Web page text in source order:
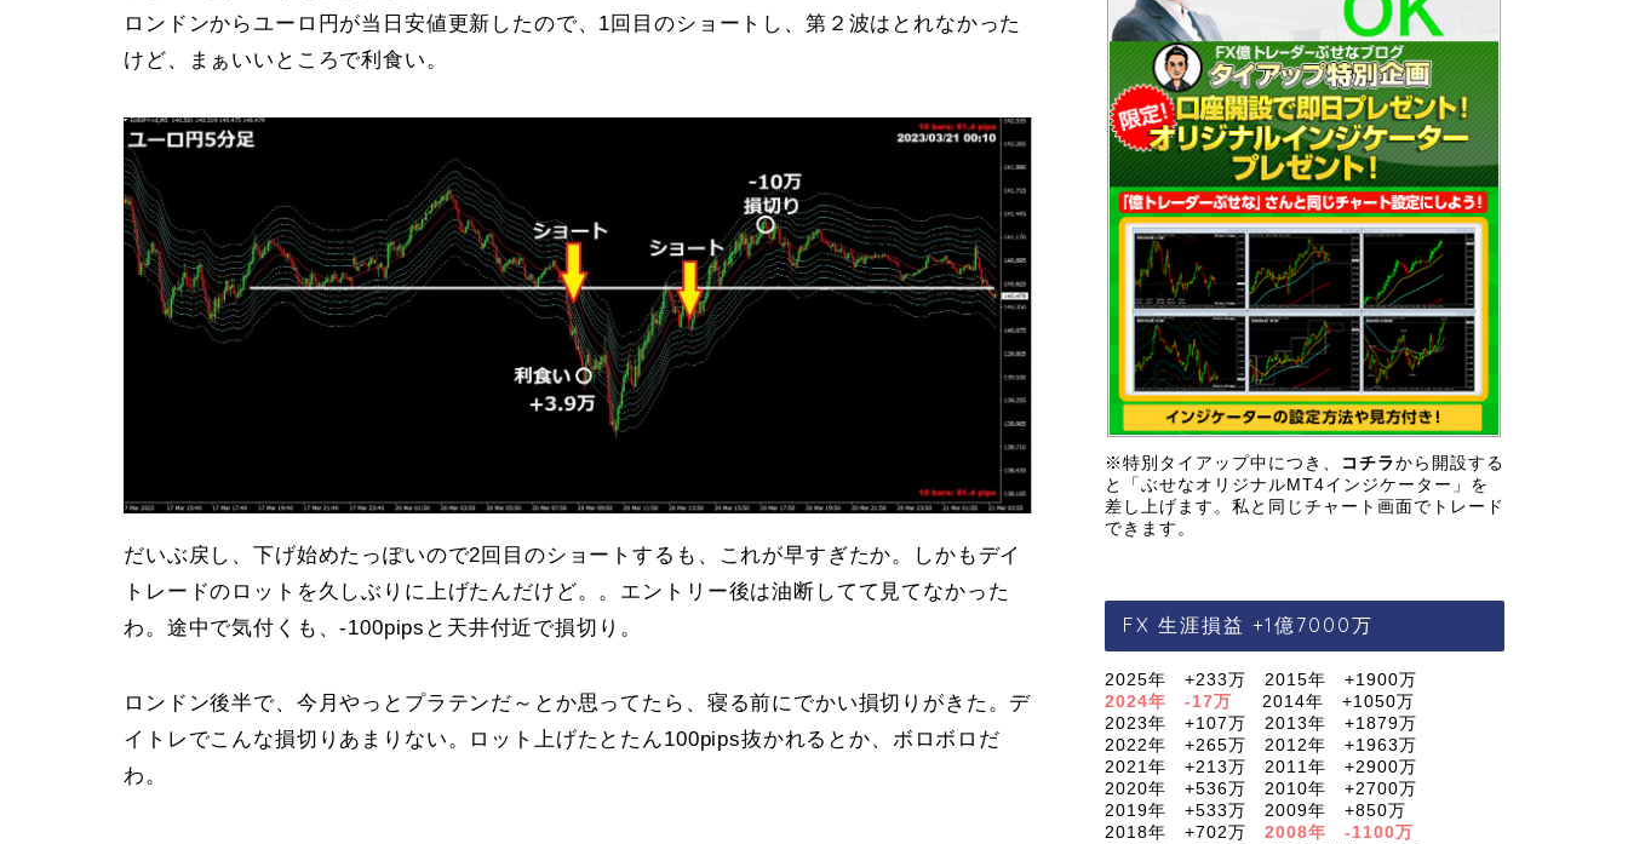
ロンドンからユーロ円が当日安値更新したので、1回目のショートし、第２波はとれなかった
けど、まぁいいところで利食い。
だいぶ戻し、下げ始めたっぽいので2回目のショートするも、これが早すぎたか。しかもデイ
トレードのロットを久しぶりに上げたんだけど。。エントリー後は油断してて見てなかった
わ。途中で気付くも、-100pipsと天井付近で損切り。
ロンドン後半で、今月やっとプラテンだ～とか思ってたら、寝る前にでかい損切りがきた。デ
イトレでこんな損切りあまりない。ロット上げたとたん100pips抜かれるとか、ボロボロだ
わ。
※特別タイアップ中につき、 コチラから開設する
と「ぶせなオリジナルMT4インジケーター」を
差し上げます。私と同じチャート画面でトレード
できます。
FX 生涯損益 +1億7000万
2025年 +233万 2015年 +1900万
2024年 -17万
2014年 +1050万
2023年 +107万 2013年 +1879万
2022年 +265万 2012年 +1963万
2021年 +213万 2011年 +2900万
2020年 +536万 2010年 +2700万
2019年 +533万 2009年 +850万
2018年 +702万 2008年 -1100万